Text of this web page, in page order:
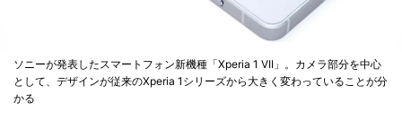
ソニーが発表したスマートフォン新機種「Xperia 1 VII」。カメラ部分を中心
として、デザインが従来のXperia 1シリーズから大きく変わっていることが分
かる